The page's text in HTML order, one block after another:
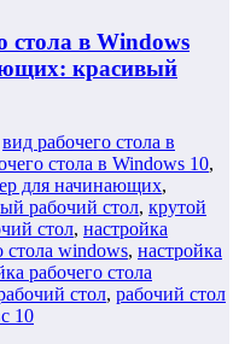
стола в Windows
красивый
вид рабочего стола в
стола в Windows 10,
для начинающих,
рабочий стол, крутой
стол, настройка
стола windows, настройка
рабочего стола
стол, рабочий стол
10